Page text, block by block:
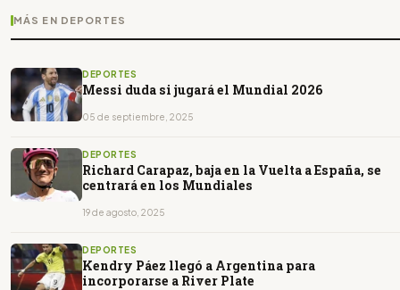
MÁS EN DEPORTES
DEPORTES
Messi duda si jugará el Mundial 2026
05 de septiembre, 2025
DEPORTES
Richard Carapaz, baja en la Vuelta a España, se
centrará en los Mundiales
19 de agosto, 2025
DEPORTES
Kendry Páez llegó a Argentina para
incorporarse a River Plate